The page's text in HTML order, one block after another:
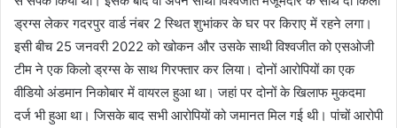
ड्रग्स लेकर गदरपुर वार्ड नंबर 2 स्थित शुभांकर के घर पर किराए में रहने लगा।
इसी बीच 25 जनवरी 2022 को खोकन और उसके साथी विश्वजीत को एसओजी
टीम ने एक किलो ड्रग्स के साथ गिरफ्तार कर लिया। दोनों आरोपियों का एक
वीडियो अंडमान निकोबार में वायरल हुआ था। जहां पर दोनों के खिलाफ मुकदमा
दर्ज भी हुआ था। जिसके बाद सभी आरोपियों को जमानत मिल गई थी। पांचों आरोपी